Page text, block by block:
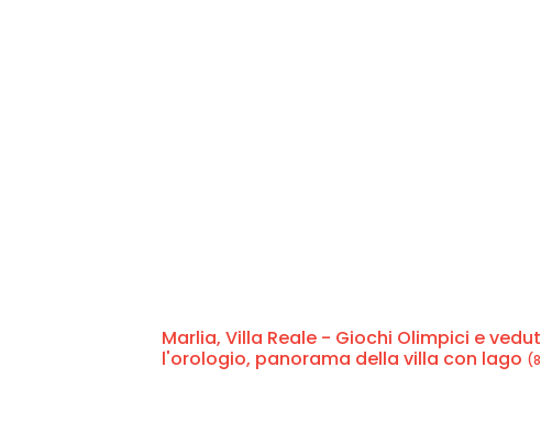
Marlia, Villa Reale - Giochi Olimpici e
l'orologio, panorama della villa con lago